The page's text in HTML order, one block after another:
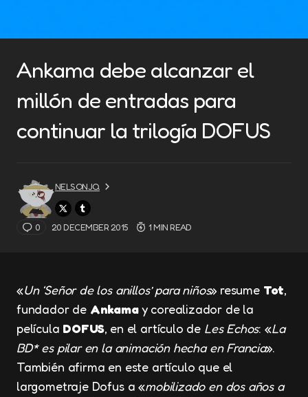
Ankama debe alcanzar el
millón de entradas para
continuar la trilogía DOFUS
NELSONJQ
0 20 DECEMBER 2015 1 MIN READ
«Un ‘Señor de los anillos’ para niños» resume Tot,
fundador de Ankamay corealizador de la
película DOFUS, en el artículo de Les Echos: «La
BD* es pilar en la animación hecha en Francia».
También afirma en este artículo que el
largometraje Dofus a «mobilizado en dos años a